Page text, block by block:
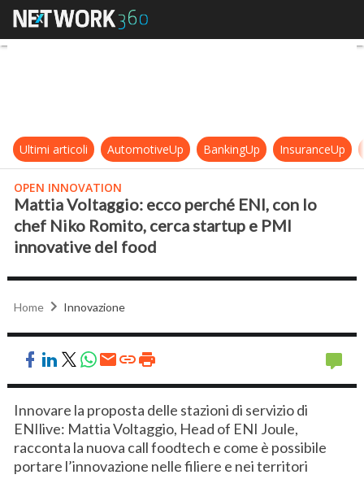
Mattia Voltaggio: ecco perché
Ultimi articoli AutomotiveUp BankingUp InsuranceUp
OPEN INNOVATION
Mattia Voltaggio: ecco perché ENI, con lo
chef Niko Romito, cerca startup e PMI
innovative del food
Home Innovazione
Innovare la proposta delle stazioni di servizio di
ENIlive: Mattia Voltaggio, Head of ENI Joule,
racconta la nuova call foodtech e come è possibile
portare l’innovazione nelle filiere e nei territori